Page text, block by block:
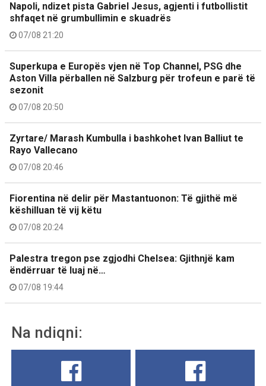
Napoli, ndizet pista Gabriel Jesus, agjenti i futbollistit
shfaqet në grumbullimin e skuadrës
07/08 21:20
Superkupa e Europës vjen në Top Channel, PSG dhe
Aston Villa përballen në Salzburg për trofeun e parë të
sezonit
07/08 20:50
Zyrtare/ Marash Kumbulla i bashkohet Ivan Balliut te
Rayo Vallecano
07/08 20:46
Fiorentina në delir për Mastantuonon: Të gjithë më
këshilluan të vij këtu
07/08 20:24
Palestra tregon pse zgjodhi Chelsea: Gjithnjë kam
ëndërruar të luaj në…
07/08 19:44
Na ndiqni: